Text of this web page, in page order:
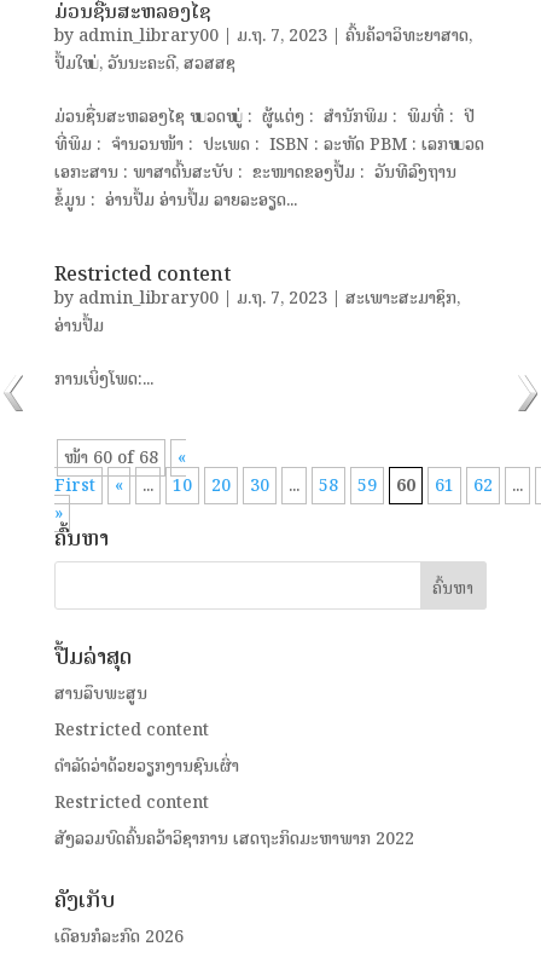
ມ່ວນຊື່ນສະຫລອງໄຊ
by admin_library00| ມ.ຖ. 7, 2023| ຄົ້ນຄ້ວາວິທະຍາສາດ,
ປຶ້ມໃໝ່,ວັນນະຄະດີ,ສວສສຊ
ມ່ວນຊື່ນສະຫລອງໄຊ ໝວດໝູ່ : ຜູ້ແຕ່ງ : ສຳນັກພິມ : ພິມທີ່ : ປີ
ທີ່ພິມ : ຈຳນວນໜ້າ : ປະເພດ : ISBN : ລະຫັດ PBM : ເລກໝວດ
ເອກະສານ : ພາສາຕົ້ນສະບັບ : ຂະໜາດຂອງປື້ມ : ວັນທີລົງຖານ
ຂໍ້ມູນ : ອ່ານປຶ້ມ ອ່ານປຶ້ມ ລາຍລະອຽດ...
Restricted content
by admin_library00| ມ.ຖ. 7, 2023| ສະເພາະສະມາຊິກ,
ອ່ານປຶ້ມ
ການເບິ່ງໂພດ:...
ໜ້າ 60 of 68
«
First
« ... 10 20 30 ... 58 59 60 61 62
...
»
ຄົ້ນຫາ
ປື້ມລ່າສຸດ
ສານລຶບພະສູນ
Restricted content
ດໍາລັດວ່າດ້ວຍວຽກງານຊົນເຜົ່າ
Restricted content
ສັງລວມບົດຄົ້ນຄວ້າວິຊາການ ເສດຖະກິດມະຫາພາກ 2022
ຄັງເກັບ
ເດືອນກໍລະກົດ 2026